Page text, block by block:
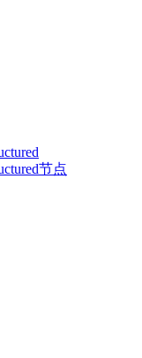
节点